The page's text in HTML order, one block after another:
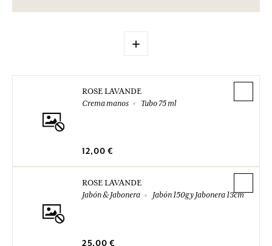
+
ROSE LAVANDE
Crema manos
Tubo 75 ml
12,00 €
ROSE LAVANDE
Jabón & Jabonera
Jabón 150g y Jabonera 13cm
25,00 €